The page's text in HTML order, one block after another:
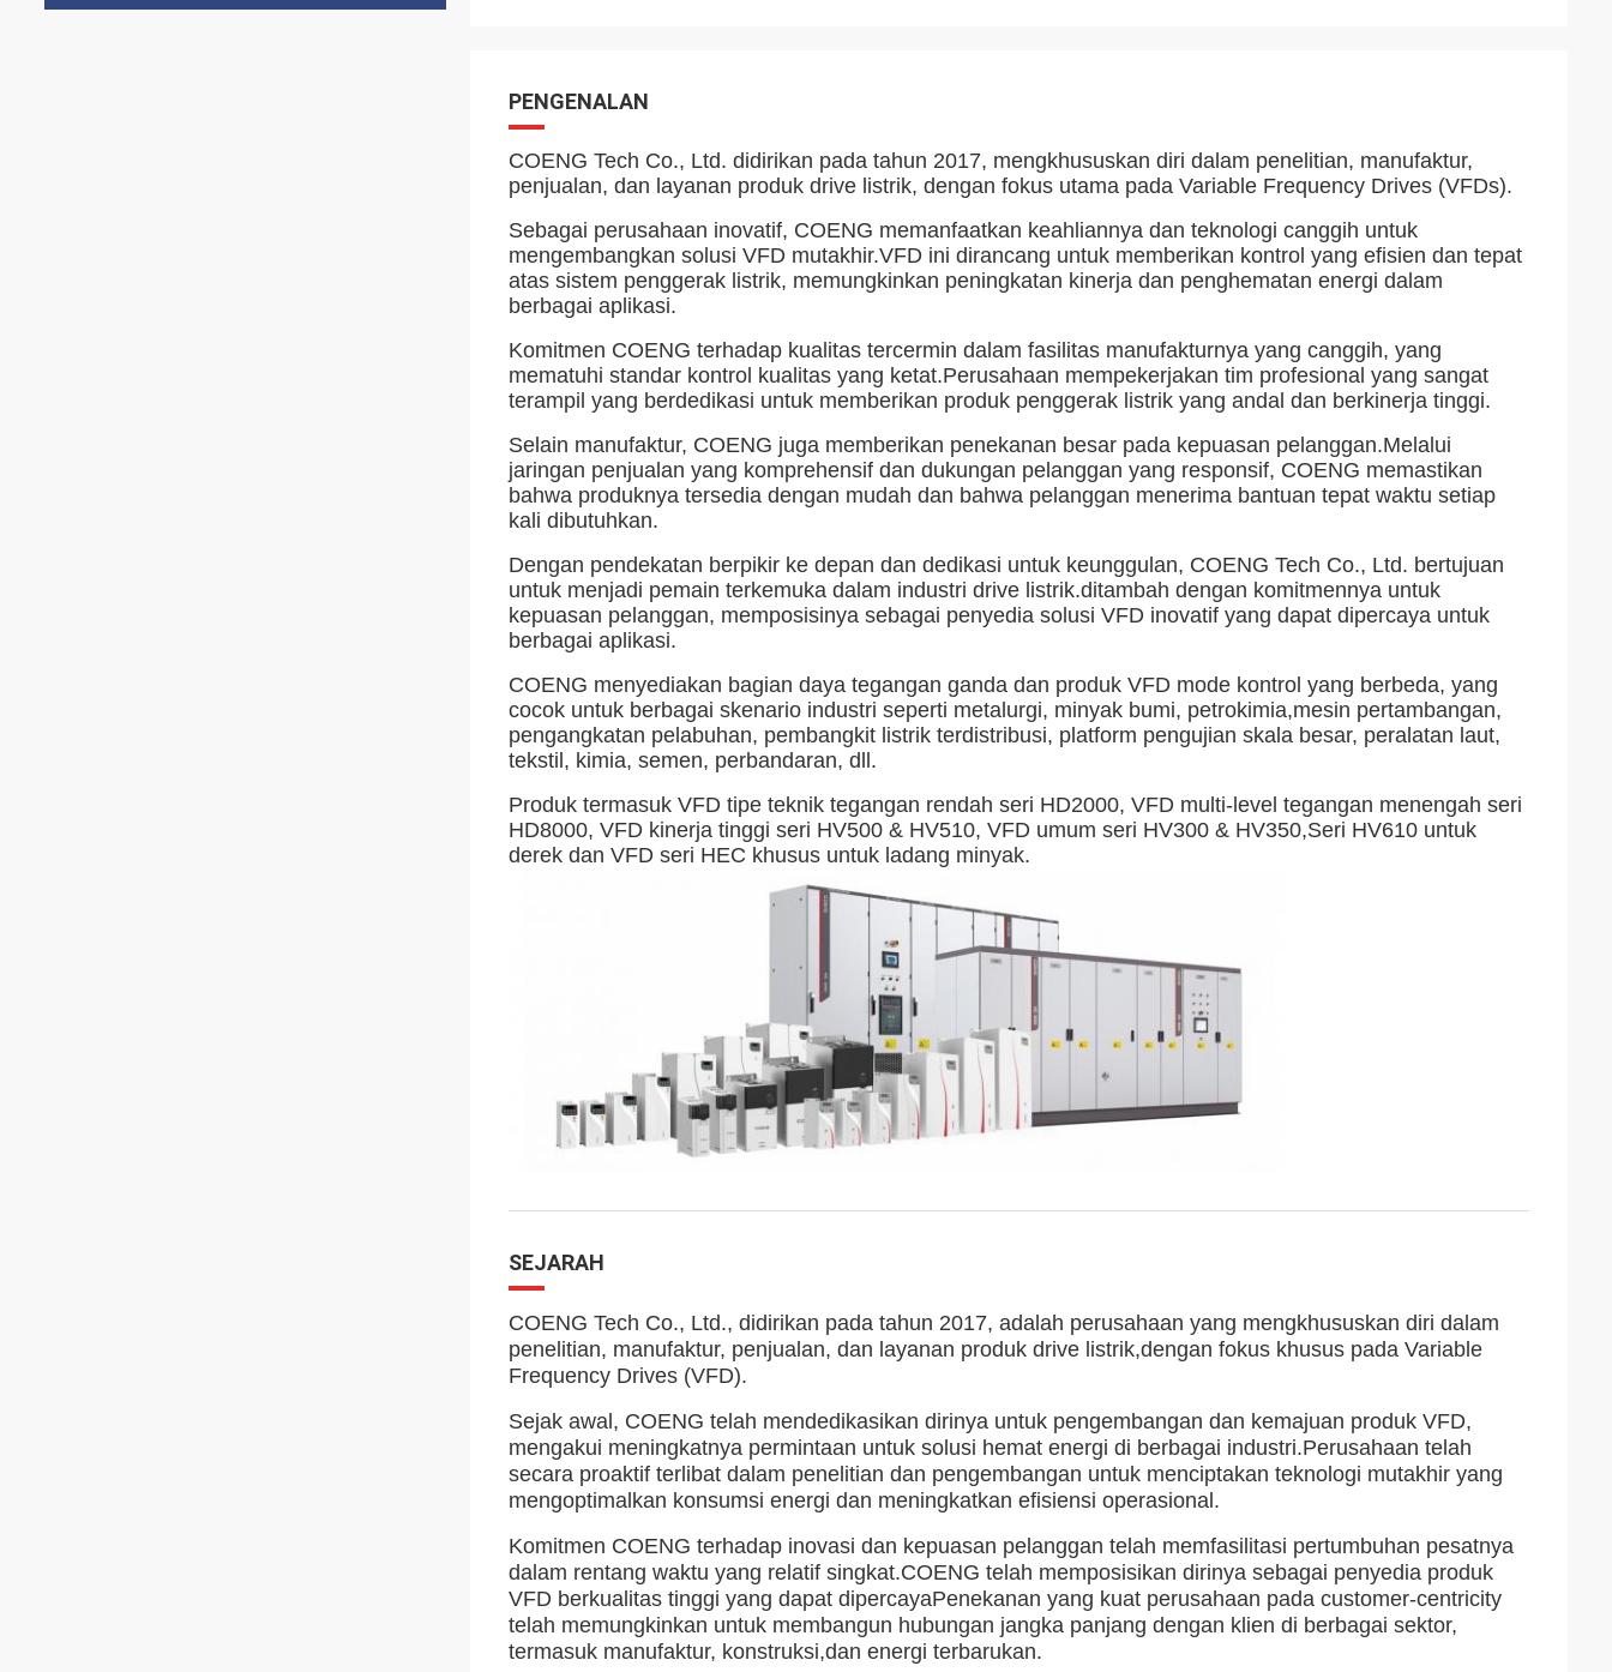
PENGENALAN
COENG Tech Co., Ltd. didirikan pada tahun 2017, mengkhususkan diri dalam penelitian, manufaktur,
penjualan, dan layanan produk drive listrik, dengan fokus utama pada Variable Frequency Drives (VFDs).
Sebagai perusahaan inovatif, COENG memanfaatkan keahliannya dan teknologi canggih untuk
mengembangkan solusi VFD mutakhir.VFD ini dirancang untuk memberikan kontrol yang efisien dan tepat
atas sistem penggerak listrik, memungkinkan peningkatan kinerja dan penghematan energi dalam
berbagai aplikasi.
Komitmen COENG terhadap kualitas tercermin dalam fasilitas manufakturnya yang canggih, yang
mematuhi standar kontrol kualitas yang ketat.Perusahaan mempekerjakan tim profesional yang sangat
terampil yang berdedikasi untuk memberikan produk penggerak listrik yang andal dan berkinerja tinggi.
Selain manufaktur, COENG juga memberikan penekanan besar pada kepuasan pelanggan.Melalui
jaringan penjualan yang komprehensif dan dukungan pelanggan yang responsif, COENG memastikan
bahwa produknya tersedia dengan mudah dan bahwa pelanggan menerima bantuan tepat waktu setiap
kali dibutuhkan.
Dengan pendekatan berpikir ke depan dan dedikasi untuk keunggulan, COENG Tech Co., Ltd. bertujuan
untuk menjadi pemain terkemuka dalam industri drive listrik.ditambah dengan komitmennya untuk
kepuasan pelanggan, memposisinya sebagai penyedia solusi VFD inovatif yang dapat dipercaya untuk
berbagai aplikasi.
COENG menyediakan bagian daya tegangan ganda dan produk VFD mode kontrol yang berbeda, yang
cocok untuk berbagai skenario industri seperti metalurgi, minyak bumi, petrokimia,mesin pertambangan,
pengangkatan pelabuhan, pembangkit listrik terdistribusi, platform pengujian skala besar, peralatan laut,
tekstil, kimia, semen, perbandaran, dll.
Produk termasuk VFD tipe teknik tegangan rendah seri HD2000, VFD multi-level tegangan menengah seri
HD8000, VFD kinerja tinggi seri HV500 & HV510, VFD umum seri HV300 & HV350,Seri HV610 untuk
derek dan VFD seri HEC khusus untuk ladang minyak.
SEJARAH
COENG Tech Co., Ltd., didirikan pada tahun 2017, adalah perusahaan yang mengkhususkan diri dalam
penelitian, manufaktur, penjualan, dan layanan produk drive listrik,dengan fokus khusus pada Variable
Frequency Drives (VFD).
Sejak awal, COENG telah mendedikasikan dirinya untuk pengembangan dan kemajuan produk VFD,
mengakui meningkatnya permintaan untuk solusi hemat energi di berbagai industri.Perusahaan telah
secara proaktif terlibat dalam penelitian dan pengembangan untuk menciptakan teknologi mutakhir yang
mengoptimalkan konsumsi energi dan meningkatkan efisiensi operasional.
Komitmen COENG terhadap inovasi dan kepuasan pelanggan telah memfasilitasi pertumbuhan pesatnya
dalam rentang waktu yang relatif singkat.COENG telah memposisikan dirinya sebagai penyedia produk
VFD berkualitas tinggi yang dapat dipercayaPenekanan yang kuat perusahaan pada customer-centricity
telah memungkinkan untuk membangun hubungan jangka panjang dengan klien di berbagai sektor,
termasuk manufaktur, konstruksi,dan energi terbarukan.